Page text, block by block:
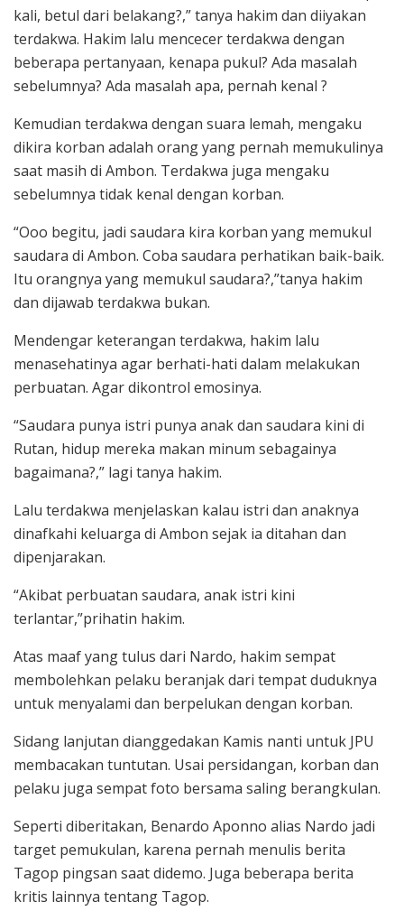
kali, betul dari belakang?,” tanya hakim dan diiyakan
terdakwa. Hakim lalu mencecer terdakwa dengan
beberapa pertanyaan, kenapa pukul? Ada masalah
sebelumnya? Ada masalah apa, pernah kenal ?
Kemudian terdakwa dengan suara lemah, mengaku
dikira korban adalah orang yang pernah memukulinya
saat masih di Ambon. Terdakwa juga mengaku
sebelumnya tidak kenal dengan korban.
“Ooo begitu, jadi saudara kira korban yang memukul
saudara di Ambon. Coba saudara perhatikan baik-baik.
Itu orangnya yang memukul saudara?,”tanya hakim
dan dijawab terdakwa bukan.
Mendengar keterangan terdakwa, hakim lalu
menasehatinya agar berhati-hati dalam melakukan
perbuatan. Agar dikontrol emosinya.
“Saudara punya istri punya anak dan saudara kini di
Rutan, hidup mereka makan minum sebagainya
bagaimana?,” lagi tanya hakim.
Lalu terdakwa menjelaskan kalau istri dan anaknya
dinafkahi keluarga di Ambon sejak ia ditahan dan
dipenjarakan.
“Akibat perbuatan saudara, anak istri kini
terlantar,”prihatin hakim.
Atas maaf yang tulus dari Nardo, hakim sempat
membolehkan pelaku beranjak dari tempat duduknya
untuk menyalami dan berpelukan dengan korban.
Sidang lanjutan dianggedakan Kamis nanti untuk JPU
membacakan tuntutan. Usai persidangan, korban dan
pelaku juga sempat foto bersama saling berangkulan.
Seperti diberitakan, Benardo Aponno alias Nardo jadi
target pemukulan, karena pernah menulis berita
Tagop pingsan saat didemo. Juga beberapa berita
kritis lainnya tentang Tagop.